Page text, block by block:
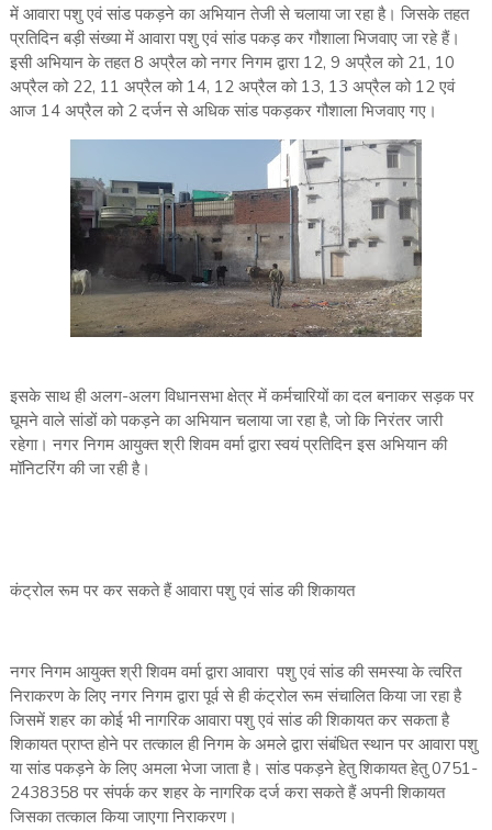
में आवारा पशु एवं सांड पकड़ने का अभियान तेजी से चलाया जा रहा है। जिसके तहत
प्रतिदिन बड़ी संख्या में आवारा पशु एवं सांड पकड़ कर गौशाला भिजवाए जा रहे हैं।
इसी अभियान के तहत 8 अप्रैल को नगर निगम द्वारा 12, 9 अप्रैल को 21, 10
अप्रैल को 22, 11 अप्रैल को 14, 12 अप्रैल को 13, 13 अप्रैल को 12 एवं
आज 14 अप्रैल को 2 दर्जन से अधिक सांड पकड़कर गौशाला भिजवाए गए।
इसके साथ ही अलग-अलग विधानसभा क्षेत्र में कर्मचारियों का दल बनाकर सड़क पर
घूमने वाले सांडों को पकड़ने का अभियान चलाया जा रहा है, जो कि निरंतर जारी
रहेगा। नगर निगम आयुक्त श्री शिवम वर्मा द्वारा स्वयं प्रतिदिन इस अभियान की
मॉनिटरिंग की जा रही है।
कंट्रोल रूम पर कर सकते हैं आवारा पशु एवं सांड की शिकायत
नगर निगम आयुक्त श्री शिवम वर्मा द्वारा आवारा पशु एवं सांड की समस्या के त्वरित
निराकरण के लिए नगर निगम द्वारा पूर्व से ही कंट्रोल रूम संचालित किया जा रहा है
जिसमें शहर का कोई भी नागरिक आवारा पशु एवं सांड की शिकायत कर सकता है
शिकायत प्राप्त होने पर तत्काल ही निगम के अमले द्वारा संबंधित स्थान पर आवारा पशु
या सांड पकड़ने के लिए अमला भेजा जाता है। सांड पकड़ने हेतु शिकायत हेतु 0751-
2438358 पर संपर्क कर शहर के नागरिक दर्ज करा सकते हैं अपनी शिकायत
जिसका तत्काल किया जाएगा निराकरण।